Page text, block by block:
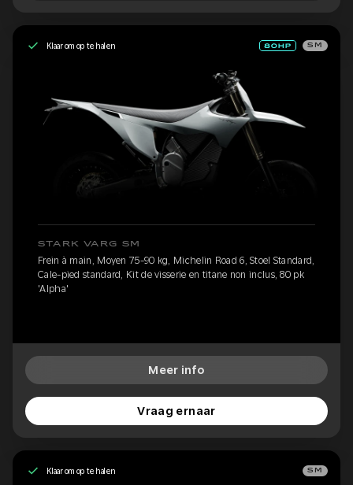
Klaar om op te halen SM
STARK VARG SM
Frein à main, Moyen 75-90 kg, Michelin Road 6, Stoel Standard,
Cale-pied standard, Kit de visserie en titane non inclus, 80 pk
'Alpha'
Meer info
Vraag ernaar
Klaar om op te halen SM